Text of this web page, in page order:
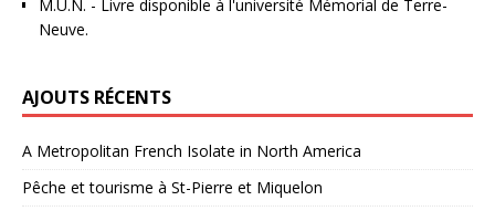
M.U.N. - Livre disponible à l'université Mémorial de Terre-
Neuve.
AJOUTS RÉCENTS
A Metropolitan French Isolate in North America
Pêche et tourisme à St-Pierre et Miquelon